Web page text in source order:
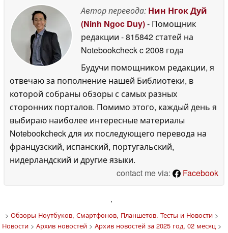
Автор перевода: Нин Нгок Дуй
(Ninh Ngoc Duy)- Помощник
редакции - 815842 статей на
Notebookcheckc 2008 года
Будучи помощником редакции, я
отвечаю за пополнение нашей Библиотеки, в
которой собраны обзоры с самых разных
сторонних порталов. Помимо этого, каждый день я
выбираю наиболее интересные материалы
Notebookcheck для их последующего перевода на
французский, испанский, португальский,
нидерландский и другие языки.
contact me via:
Facebook
'
> Обзоры Ноутбуков, Смартфонов, Планшетов. Тесты и Новости>
Новости> Архив новостей> Архив новостей за 2025 год, 02 месяц >